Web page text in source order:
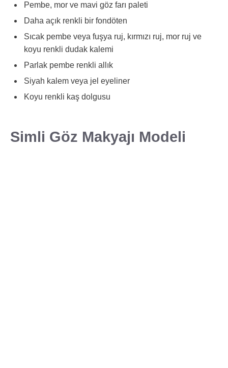
Pembe, mor ve mavi göz farı paleti
Daha açık renkli bir fondöten
Sıcak pembe veya fuşya ruj, kırmızı ruj, mor ruj ve
koyu renkli dudak kalemi
Parlak pembe renkli allık
Siyah kalem veya jel eyeliner
Koyu renkli kaş dolgusu
Simli Göz Makyajı Modeli